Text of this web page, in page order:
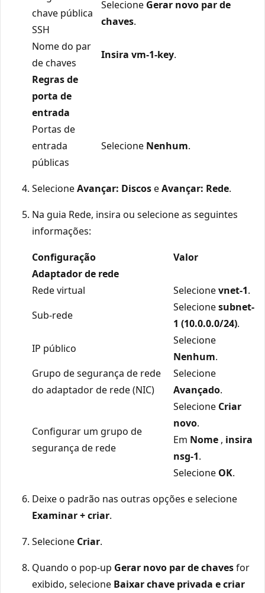
chave pública
SSH
Selecione Gerar novo par de
chaves.
Nome do par
de chaves
Insira vm-1-key.
Regras de
porta de
entrada
Portas de
entrada
públicas
Selecione Nenhum.
SelecioneAvançar: DiscoseAvançar: Rede.
Na guia Rede, insira ou selecione as seguintes
informações:
Configuração
Valor
Adaptador de rede
Rede virtual
Selecionevnet-1.
Sub-rede
Selecionesubnet-
1 (10.0.0.0/24).
IP público
Selecione
Nenhum.
Grupo de segurança de rede
do adaptador de rede (NIC)
Selecione
Avançado.
Configurar um grupo de
segurança de rede
Selecione Criar
novo.
Em Nome , insira
nsg-1.
Selecione OK.
Deixe o padrão nas outras opções e selecione
Examinar + criar.
Selecione Criar.
Quando o pop-up Gerar novo par de chavesfor
exibido, selecione Baixar chave privada e criar